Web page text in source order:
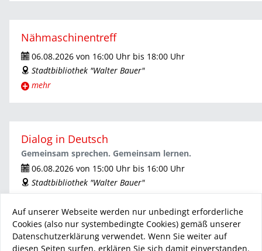
Auf unserer Webseite werden nur unbedingt erforderliche
Cookies (also nur systembedingte Cookies) gemäß unserer
Datenschutzerklärung verwendet. Wenn Sie weiter auf
diesen Seiten surfen, erklären Sie sich damit einverstanden.
Nähmaschinentreff
ticket 06.08.2026 von 16:00 Uhr bis 18:00 Uhr
address Stadtbibliothek "Walter Bauer"
mehr
Dialog in Deutsch
Gemeinsam sprechen. Gemeinsam lernen.
ticket 06.08.2026 von 15:00 Uhr bis 16:00 Uhr
address Stadtbibliothek "Walter Bauer"
mehr
Weitere Veranstaltungen